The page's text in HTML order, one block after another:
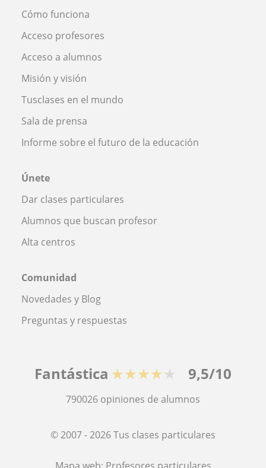
Cómo funciona
Acceso profesores
Acceso a alumnos
Misión y visión
Tusclases en el mundo
Sala de prensa
Informe sobre el futuro de la educación
Únete
Dar clases particulares
Alumnos que buscan profesor
Alta centros
Comunidad
Novedades y Blog
Preguntas y respuestas
Fantástica ★★★★★ 9,5/10
790026 opiniones de alumnos
© 2007 - 2026 Tus clases particulares
Mapa web: Profesores particulares